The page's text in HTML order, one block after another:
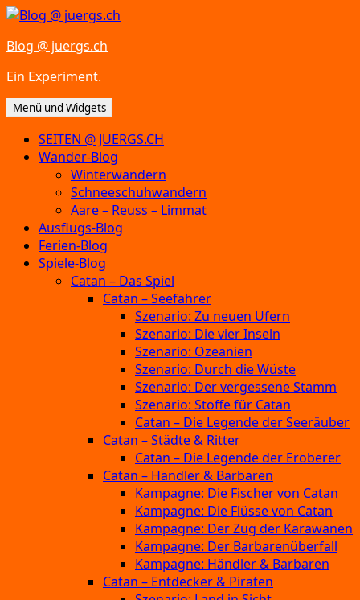
Zum
springen
Blog @ juergs.ch
Ein Experiment.
Menü und Widgets
SEITEN @ JUERGS.CH
Wander-Blog
Winterwandern
Schneeschuhwandern
Aare – Reuss – Limmat
Ausflugs-Blog
Ferien-Blog
Spiele-Blog
Catan – Das Spiel
Catan – Seefahrer
Szenario: Zu neuen Ufern
Szenario: Die vier Inseln
Szenario: Ozeanien
Szenario: Durch die Wüste
Szenario: Der vergessene Stamm
Szenario: Stoffe für Catan
Catan – Die Legende der Seeräuber
Catan – Städte & Ritter
Catan – Die Legende der Eroberer
Catan – Händler & Barbaren
Kampagne: Die Fischer von Catan
Kampagne: Die Flüsse von Catan
Kampagne: Der Zug der Karawanen
Kampagne: Der Barbarenüberfall
Kampagne: Händler & Barbaren
Catan – Entdecker & Piraten